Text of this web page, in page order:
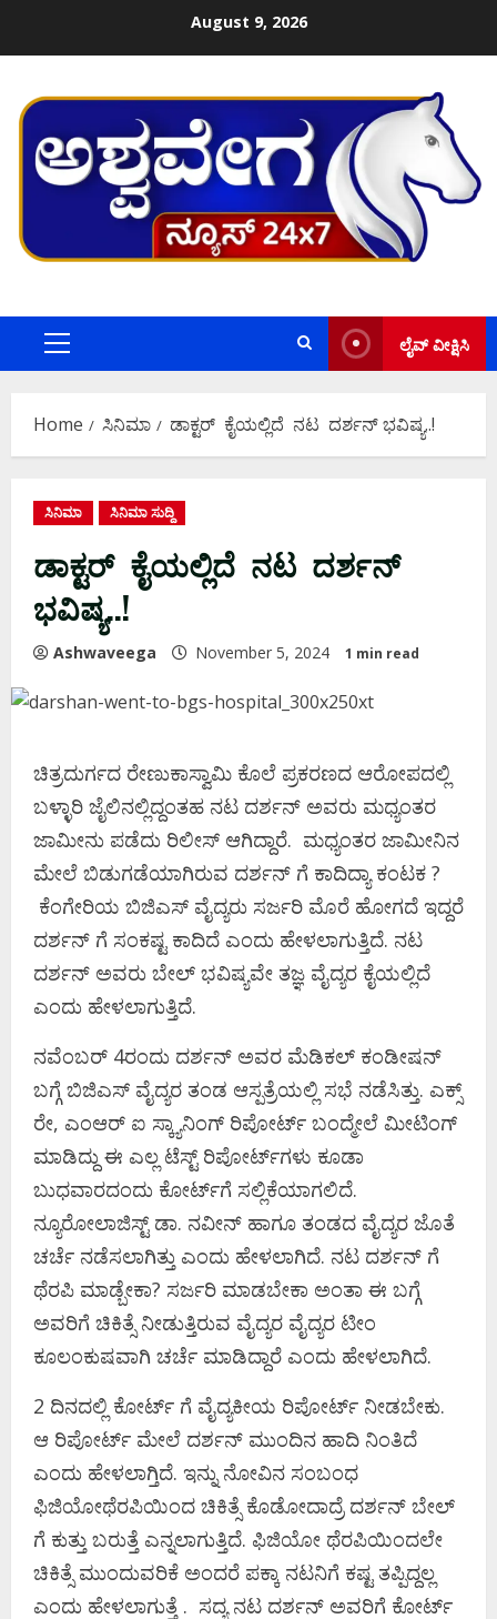
August 9, 2026
Primary
ಲೈವ್ ವೀಕ್ಷಿಸಿ
Home ಸಿನಿಮಾ ಡಾಕ್ಟರ್‌ ಕೈಯಲ್ಲಿದೆ ನಟ ದರ್ಶನ್ ಭವಿಷ್ಯ..!
ಸಿನಿಮಾ ಸಿನಿಮಾ ಸುದ್ದಿ
ಡಾಕ್ಟರ್‌ ಕೈಯಲ್ಲಿದೆ ನಟ ದರ್ಶನ್
ಭವಿಷ್ಯ..!
Ashwaveega November 5, 2024 1 min read
ಚಿತ್ರದುರ್ಗದ ರೇಣುಕಾಸ್ವಾಮಿ ಕೊಲೆ ಪ್ರಕರಣದ ಆರೋಪದಲ್ಲಿ
ಬಳ್ಳಾರಿ ಜೈಲಿನಲ್ಲಿದ್ದಂತಹ ನಟ ದರ್ಶನ್ ಅವರು ಮಧ್ಯಂತರ
ಜಾಮೀನು ಪಡೆದು ರಿಲೀಸ್ ಆಗಿದ್ದಾರೆ. ಮಧ್ಯಂತರ ಜಾಮೀನಿನ
ಮೇಲೆ ಬಿಡುಗಡೆಯಾಗಿರುವ ದರ್ಶನ್ ಗೆ ಕಾದಿದ್ಯಾ ಕಂಟಕ ?
ಕೆಂಗೇರಿಯ ಬಿಜಿಎಸ್ ವೈದ್ಯರು ಸರ್ಜರಿ ಮೊರೆ ಹೋಗದೆ ಇದ್ದರೆ
ದರ್ಶನ್ ಗೆ ಸಂಕಷ್ಟ ಕಾದಿದೆ ಎಂದು ಹೇಳಲಾಗುತ್ತಿದೆ. ನಟ
ದರ್ಶನ್ ಅವರು ಬೇಲ್ ಭವಿಷ್ಯವೇ ತಜ್ಞ ವೈದ್ಯರ ಕೈಯಲ್ಲಿದೆ
ಎಂದು ಹೇಳಲಾಗುತ್ತಿದೆ.
ನವೆಂಬರ್ 4ರಂದು ದರ್ಶನ್ ಅವರ ಮೆಡಿಕಲ್ ಕಂಡೀಷನ್
ಬಗ್ಗೆ ಬಿಜಿಎಸ್ ವೈದ್ಯರ ತಂಡ ಆಸ್ಪತ್ರೆಯಲ್ಲಿ ಸಭೆ ನಡೆಸಿತ್ತು. ಎಕ್ಸ್
ರೇ, ಎಂಆರ್ ಐ ಸ್ಕ್ಯಾನಿಂಗ್ ರಿಪೋರ್ಟ್ ಬಂದ್ಮೇಲೆ ಮೀಟಿಂಗ್
ಮಾಡಿದ್ದು ಈ ಎಲ್ಲ ಟೆಸ್ಟ್ ರಿಪೋರ್ಟ್​ಗಳು ಕೂಡಾ
ಬುಧವಾರದಂದು ಕೋರ್ಟ್​ಗೆ ಸಲ್ಲಿಕೆಯಾಗಲಿದೆ.
ನ್ಯೂರೋಲಾಜಿಸ್ಟ್ ಡಾ. ನವೀನ್ ಹಾಗೂ ತಂಡದ ವೈದ್ಯರ ಜೊತೆ
ಚರ್ಚೆ ನಡೆಸಲಾಗಿತ್ತು ಎಂದು ಹೇಳಲಾಗಿದೆ. ನಟ ದರ್ಶನ್ ಗೆ
ಥೆರಪಿ ಮಾಡ್ಬೇಕಾ? ಸರ್ಜರಿ ಮಾಡಬೇಕಾ ಅಂತಾ ಈ ಬಗ್ಗೆ
ಅವರಿಗೆ ಚಿಕಿತ್ಸೆ ನೀಡುತ್ತಿರುವ ವೈದ್ಯರ ವೈದ್ಯರ ಟೀಂ
ಕೂಲಂಕುಷವಾಗಿ ಚರ್ಚೆ ಮಾಡಿದ್ದಾರೆ ಎಂದು ಹೇಳಲಾಗಿದೆ.
2 ದಿನದಲ್ಲಿ ಕೋರ್ಟ್ ಗೆ ವೈದ್ಯಕೀಯ ರಿಪೋರ್ಟ್ ನೀಡಬೇಕು.
ಆ ರಿಪೋರ್ಟ್ ಮೇಲೆ ದರ್ಶನ್ ಮುಂದಿನ ಹಾದಿ ನಿಂತಿದೆ
ಎಂದು ಹೇಳಲಾಗ್ತಿದೆ. ಇನ್ನು ನೋವಿನ ಸಂಬಂಧ
ಫಿಜಿಯೋಥೆರಪಿಯಿಂದ ಚಿಕಿತ್ಸೆ ಕೊಡೋದಾದ್ರೆ ದರ್ಶನ್ ಬೇಲ್
ಗೆ ಕುತ್ತು ಬರುತ್ತೆ ಎನ್ನಲಾಗುತ್ತಿದೆ. ಫಿಜಿಯೋ ಥೆರಪಿಯಿಂದಲೇ
ಚಿಕಿತ್ಸೆ ಮುಂದುವರಿಕೆ ಅಂದರೆ ಪಕ್ಕಾ ನಟನಿಗೆ ಕಷ್ಟ ತಪ್ಪಿದ್ದಲ್ಲ
ಎಂದು ಹೇಳಲಾಗುತ್ತೆ . ಸದ್ಯ ನಟ ದರ್ಶನ್ ಅವರಿಗೆ ಕೋರ್ಟ್